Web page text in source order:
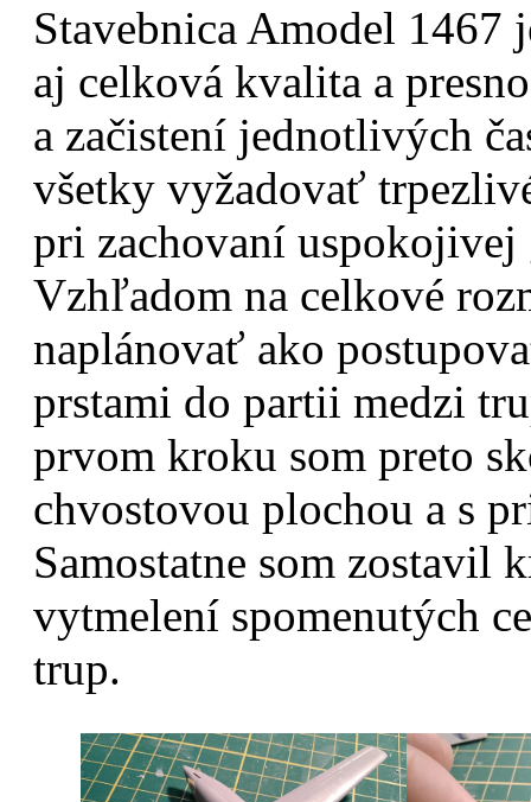
Stavebnica Amodel 1467
aj celková kvalita a
a začistení jednotlivých
všetky vyžadovať
pri zachovaní
Vzhľadom na celkové
naplánovať ako
prstami do partii medzi
prvom kroku som preto
chvostovou plochou a s
Samostatne som zostavil
vytmelení spomenutých
trup.